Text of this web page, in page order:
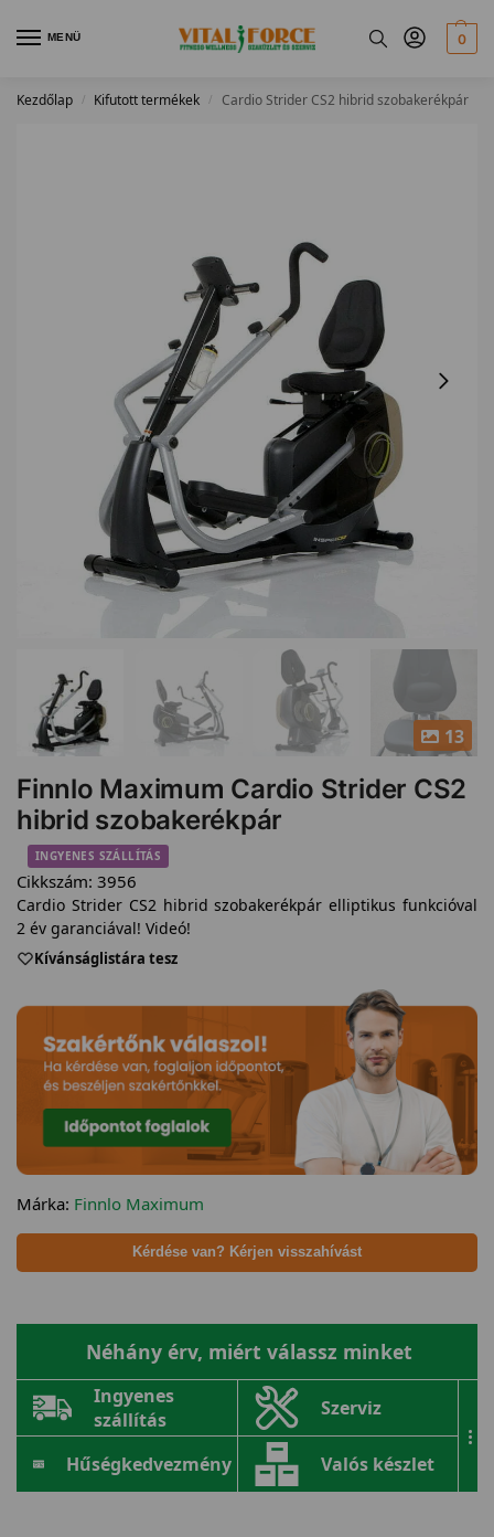
MENÜ 0
Kezdőlap / Kifutott termékek / Cardio Strider CS2 hibrid szobakerékpár
13
Finnlo Maximum Cardio Strider CS2
hibrid szobakerékpár
INGYENES SZÁLLÍTÁS
Cikkszám: 3956
Cardio Strider CS2 hibrid szobakerékpár elliptikus funkcióval
2 év garanciával! Videó!
Kívánságlistára tesz
Márka: Finnlo Maximum
Kérdése van? Kérjen visszahívást
Néhány érv, miért válassz minket
Ingyenes
szállítás
Szerviz
Hűségkedvezmény Valós készlet
...